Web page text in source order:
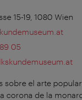
15-19, 1080 Wien
05
sobre el arte
corona de la